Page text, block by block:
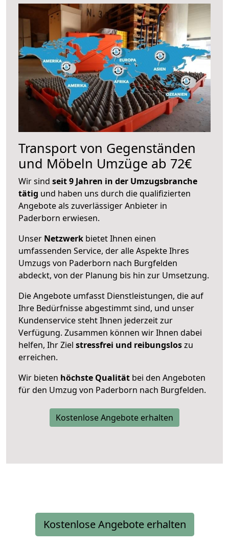
Transport von Gegenständen
und Möbeln Umzüge ab 72€
Wir sind seit 9 Jahren in der Umzugsbranche
tätig und haben uns durch die qualifizierten
Angebote als zuverlässiger Anbieter in
Paderborn erwiesen.
Unser Netzwerk bietet Ihnen einen
umfassenden Service, der alle Aspekte Ihres
Umzugs von Paderborn nach Burgfelden
abdeckt, von der Planung bis hin zur Umsetzung.
Die Angebote umfasst Dienstleistungen, die auf
Ihre Bedürfnisse abgestimmt sind, und unser
Kundenservice steht Ihnen jederzeit zur
Verfügung. Zusammen können wir Ihnen dabei
helfen, Ihr Ziel stressfrei und reibungsloszu
erreichen.
Wir bieten höchste Qualität bei den Angeboten
für den Umzug von Paderborn nach Burgfelden.
Kostenlose Angebote erhalten
Kostenlose Angebote erhalten